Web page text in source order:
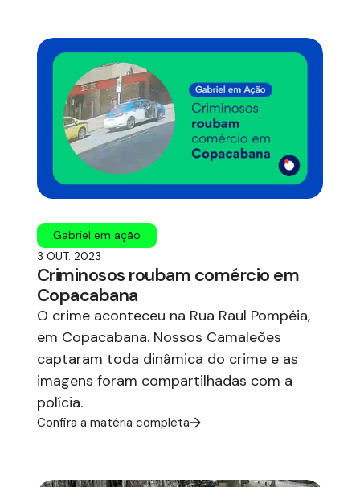
Gabriel em ação
3 OUT. 2023
Criminosos roubam comércio em
Copacabana
O crime aconteceu na Rua Raul Pompéia,
em Copacabana. Nossos Camaleões
captaram toda dinâmica do crime e as
imagens foram compartilhadas com a
polícia.
Confira a matéria completa